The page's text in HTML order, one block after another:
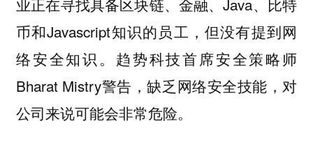
业正在寻找具备区块链、金融、Java、比特
币和Javascript知识的员工，但没有提到网
络安全知识。趋势科技首席安全策略师
Bharat Mistry警告，缺乏网络安全技能，对
公司来说可能会非常危险。